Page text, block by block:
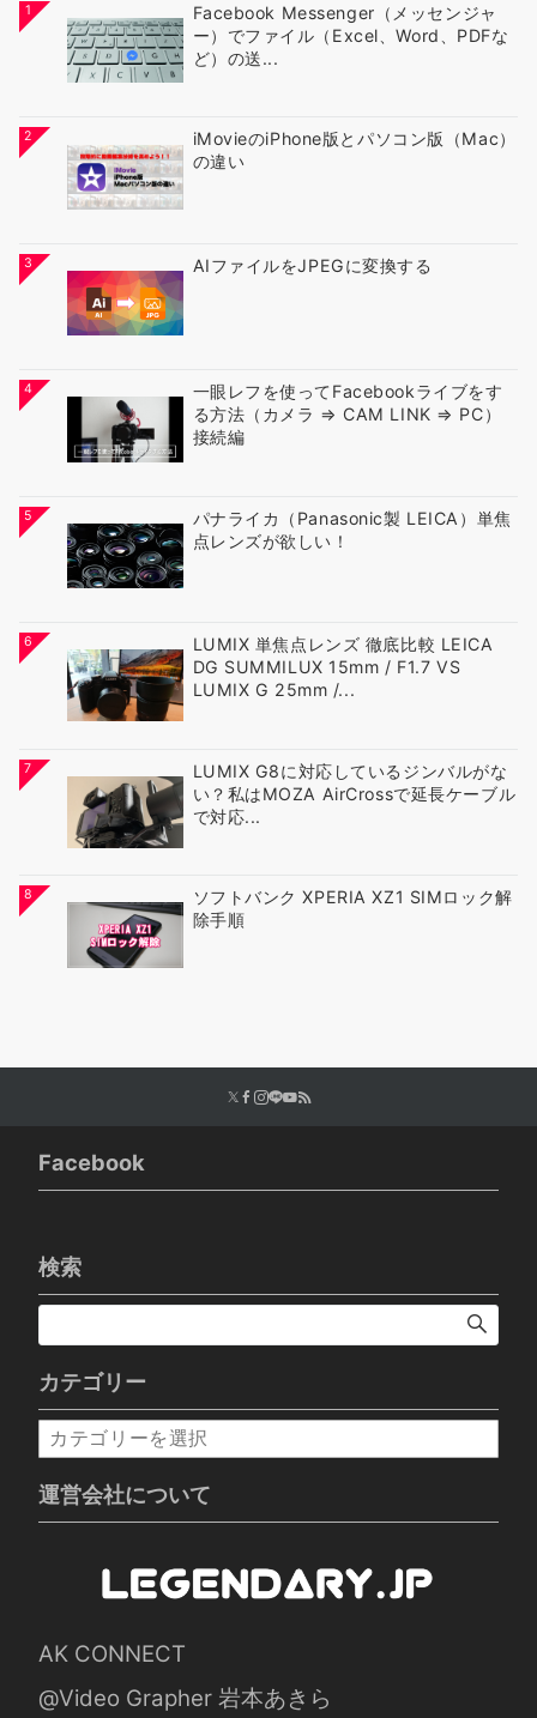
1
Facebook Messenger（メッセンジャ
ー）でファイル（Excel、Word、PDFな
ど）の送...
2
iMovieのiPhone版とパソコン版（Mac）
の違い
3 AIファイルをJPEGに変換する
4
一眼レフを使ってFacebookライブをす
る方法（カメラ ⇒ CAM LINK ⇒ PC）
接続編
5
パナライカ（Panasonic製 LEICA）単焦
点レンズが欲しい！
6
LUMIX 単焦点レンズ 徹底比較 LEICA
DG SUMMILUX 15mm / F1.7 VS
LUMIX G 25mm /...
7
LUMIX G8に対応しているジンバルがな
い？私はMOZA AirCrossで延長ケーブル
で対応...
8
ソフトバンク XPERIA XZ1 SIMロック解
除手順
Facebook
検索
カテゴリー
カ
テ
ゴ
リ
運営会社について
AK CONNECT
@Video Grapher 岩本あきら